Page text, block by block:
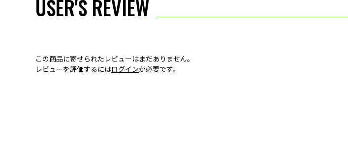
USER'S REVIEW
この商品に寄せられたレビューはまだありません。
レビューを評価するにはログインが必要です。